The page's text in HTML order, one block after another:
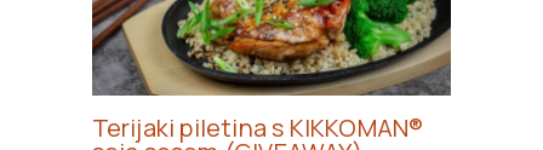
Terijaki piletina s KIKKOMAN®